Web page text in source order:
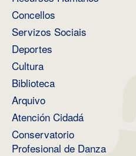
Concellos
Servizos Sociais
Deportes
Cultura
Biblioteca
Arquivo
Atención Cidadá
Conservatorio
Profesional de Danza